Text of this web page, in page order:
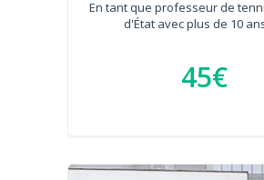
En tant que professeur de
d'État avec plus de 10
45€